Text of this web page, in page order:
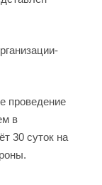
проведение
в
30 суток на